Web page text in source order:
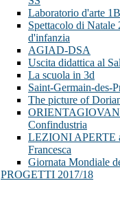
Laboratorio d'arte
Spettacolo di Natale
d'infanzia
AGIAD-DSA
Uscita didattica al
La scuola in 3d
Saint-Germain-des-
The picture of
Confindustria
LEZIONI APERTE
Francesca
Giornata Mondiale
PROGETTI 2017/18